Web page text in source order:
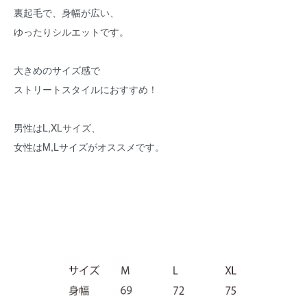
裏起毛で、身幅が広い、
ゆったりシルエットです。
大きめのサイズ感で
ストリートスタイルにおすすめ！
男性はL,XLサイズ、
女性はM,Lサイズがオススメです。